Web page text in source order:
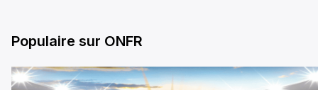
Populaire sur ONFR